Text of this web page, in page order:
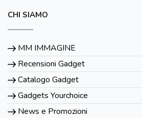
CHI SIAMO
MM IMMAGINE
Recensioni Gadget
Catalogo Gadget
Gadgets Yourchoice
News e Promozioni